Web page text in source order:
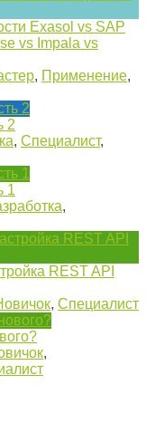
Exasol vs SAP
vs Impala vs
, Применение,
2
, Специалист,
1
,
REST API
, Специалист
,